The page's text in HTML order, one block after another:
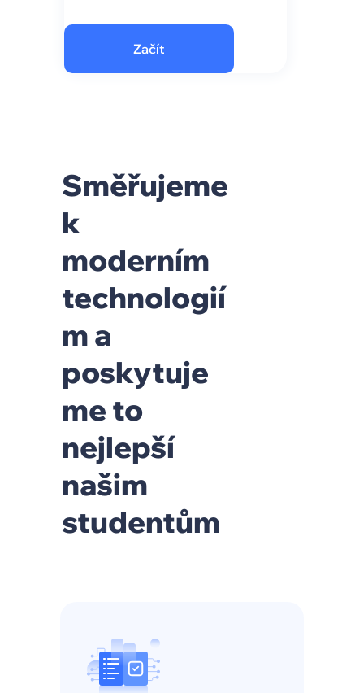
Začít
Směřujeme
k
moderním
technologií
m a
poskytuje
me to
nejlepší
našim
studentům